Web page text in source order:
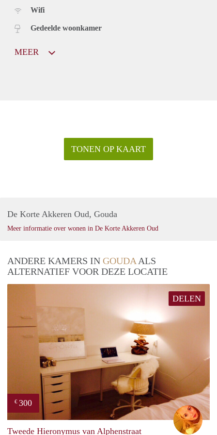
Wifi
Gedeelde woonkamer
MEER
TONEN OP KAART
De Korte Akkeren Oud, Gouda
Meer informatie over wonen in De Korte Akkeren Oud
ANDERE KAMERS IN GOUDA ALS
ALTERNATIEF VOOR DEZE LOCATIE
DELEN
€ 300
Tweede Hieronymus van Alphenstraat